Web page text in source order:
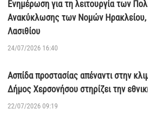
Ενημέρωση για τη λειτουργία των
Ανακύκλωσης των Νομών Ηρακλείου,
Λασιθίου
24/07/2026 16:40
Ασπίδα προστασίας απέναντι στην
Δήμος Χερσονήσου στηρίζει την
22/07/2026 09:19